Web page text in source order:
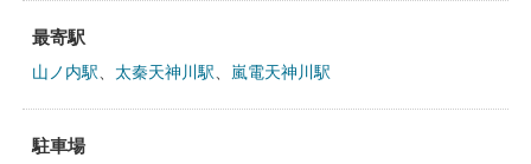
最寄駅
山ノ内駅 太秦天神川駅 嵐電天神川駅
駐車場